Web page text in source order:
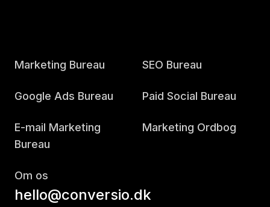
Marketing Bureau SEO Bureau
Google Ads Bureau Paid Social Bureau
E-mail Marketing
Bureau
Marketing Ordbog
Om os
hello@conversio.dk